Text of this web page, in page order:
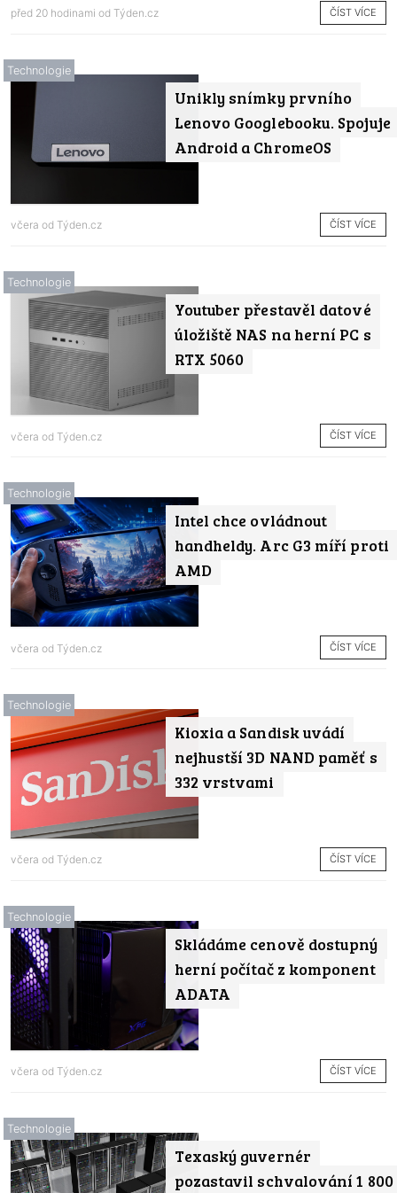
před 20 hodinami od Týden.cz ČÍST VÍCE
Unikly snímky prvního
Lenovo Googlebooku. Spojuje
Android a ChromeOS
Technologie
včera od Týden.cz ČÍST VÍCE
Youtuber přestavěl datové
úložiště NAS na herní PC s
RTX 5060
Technologie
včera od Týden.cz ČÍST VÍCE
Intel chce ovládnout
handheldy. Arc G3 míří proti
AMD
Technologie
včera od Týden.cz ČÍST VÍCE
Kioxia a Sandisk uvádí
nejhustší 3D NAND paměť s
332 vrstvami
Technologie
včera od Týden.cz ČÍST VÍCE
Skládáme cenově dostupný
herní počítač z komponent
ADATA
Technologie
včera od Týden.cz ČÍST VÍCE
Texaský guvernér
pozastavil schvalování 1 800
Technologie